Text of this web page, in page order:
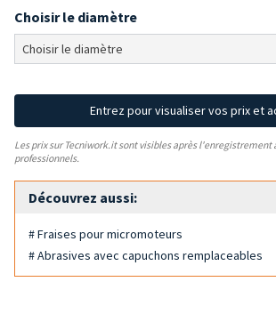
Choisir le diamètre
Entrez pour visualiser vos prix et
Les prix sur Tecniwork.it sont visibles après l'enregistrement
professionnels.
Découvrez aussi:
# Fraises pour micromoteurs
# Abrasives avec capuchons remplaceables